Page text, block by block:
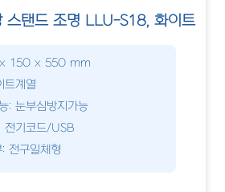
스탠드 조명 LLU-S18, 화이트
150 x 550 mm
트계열
: 눈부심방지가능
전기코드/USB
전구일체형